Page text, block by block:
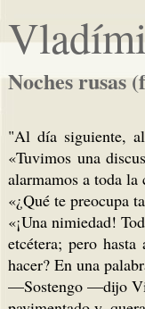
Noches rusas
"Al día siguiente,
«Tuvimos una
alarmamos a toda la
«¿Qué te preocupa
«¡Una nimiedad!
etcétera; pero
hacer? En una
—Sostengo —dijo